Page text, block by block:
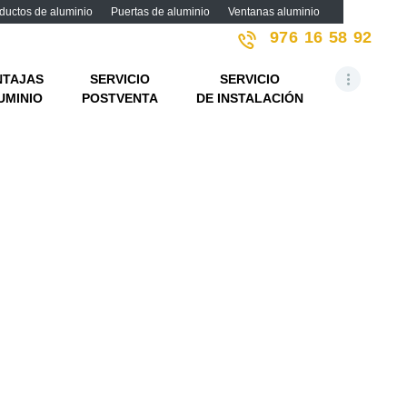
de aluminio Puertas de aluminio Ventanas aluminio
976 16 58 92
SERVICIO
POSTVENTA
SERVICIO
DE INSTALACIÓN